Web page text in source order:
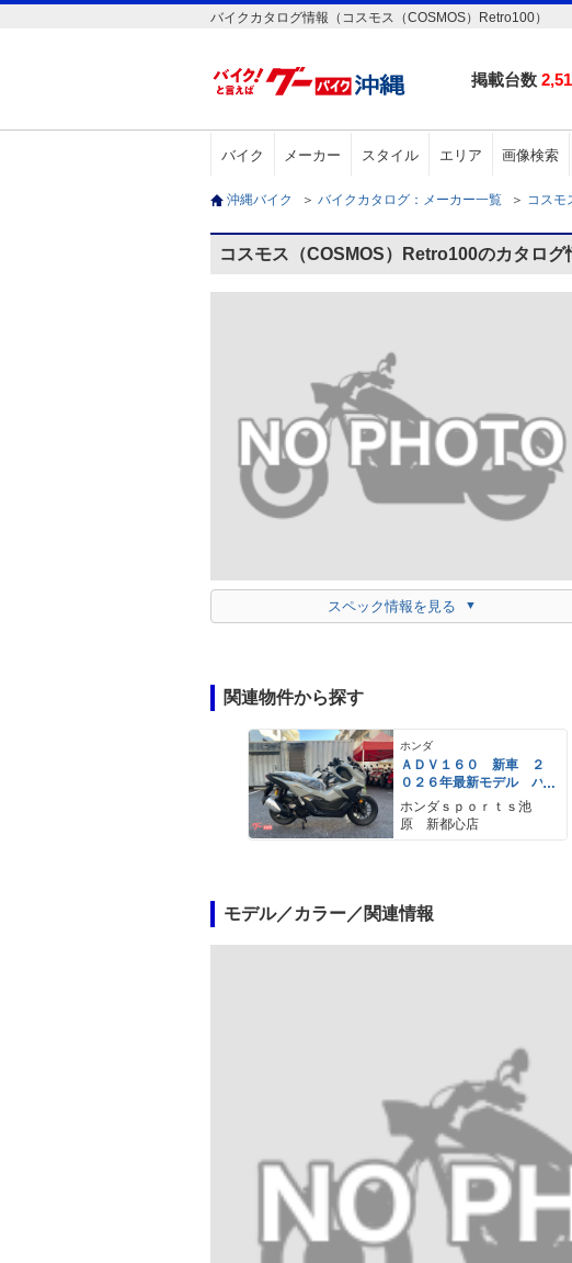
バイクカタログ情報（コスモス（COSMOS）Retro100）
掲載台数
バイク メーカー スタイル エリア 画像検索
沖縄バイク ＞ バイクカタログ：メーカー一覧 ＞ コスモ
コスモス（COSMOS）Retro100のカタログ
スペック情報を見る
関連物件から探す
ホンダ
ＡＤＶ１６０ 新車 ２
０２６年最新モデル パ
ールスモーキーグレー
スマートキー ２９Ｌ
メットイン ＵＳＢ Ｔ
ホンダｓｐｏｒｔｓ池
原 新都心店
モデル／カラー／関連情報